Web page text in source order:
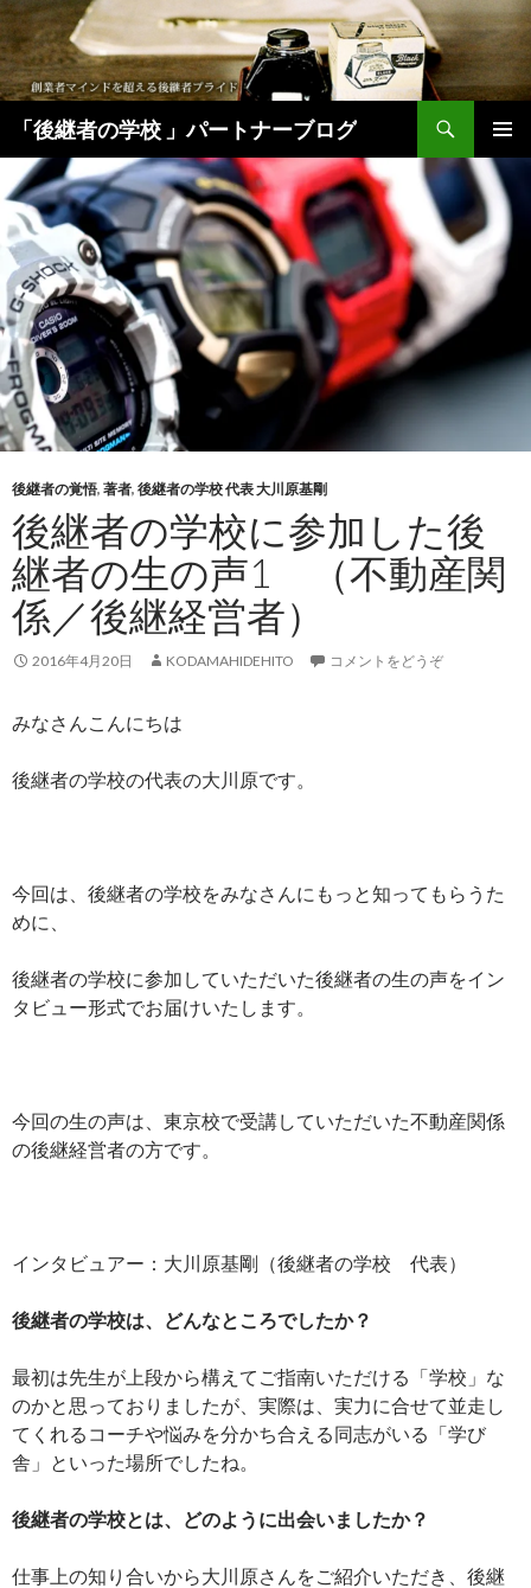
「後継者の学校 」パートナーブログ
検
メインメ
ニュー
ン
テ
ン
ツ
へ
移
動
後継者の覚悟, 著者, 後継者の学校 代表 大川原基剛
後継者の学校に参加した後
継者の生の声1 （不動産関
係／後継経営者）
2016年4月20日 KODAMAHIDEHITO コメントをどうぞ
みなさんこんにちは
後継者の学校の代表の大川原です。
今回は、後継者の学校をみなさんにもっと知ってもらうた
めに、
後継者の学校に参加していただいた後継者の生の声をイン
タビュー形式でお届けいたします。
今回の生の声は、東京校で受講していただいた不動産関係
の後継経営者の方です。
インタビュアー：大川原基剛（後継者の学校 代表）
後継者の学校は、どんなところでしたか？
最初は先生が上段から構えてご指南いただける「学校」な
のかと思っておりましたが、実際は、実力に合せて並走し
てくれるコーチや悩みを分かち合える同志がいる「学び
舎」といった場所でしたね。
後継者の学校とは、どのように出会いましたか？
仕事上の知り合いから大川原さんをご紹介いただき、後継